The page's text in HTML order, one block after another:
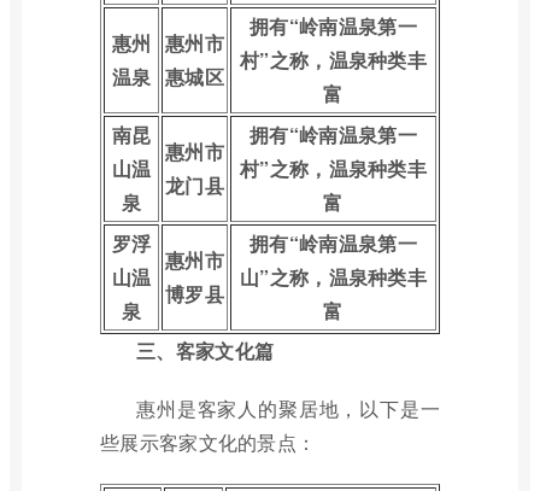
惠州
温泉
惠州市
惠城区
拥有“岭南温泉第一
村”之称，温泉种类丰
富
南昆
山温
泉
惠州市
龙门县
拥有“岭南温泉第一
村”之称，温泉种类丰
富
罗浮
山温
泉
惠州市
博罗县
拥有“岭南温泉第一
山”之称，温泉种类丰
富
三、客家文化篇
惠州是客家人的聚居地，以下是一
些展示客家文化的景点：